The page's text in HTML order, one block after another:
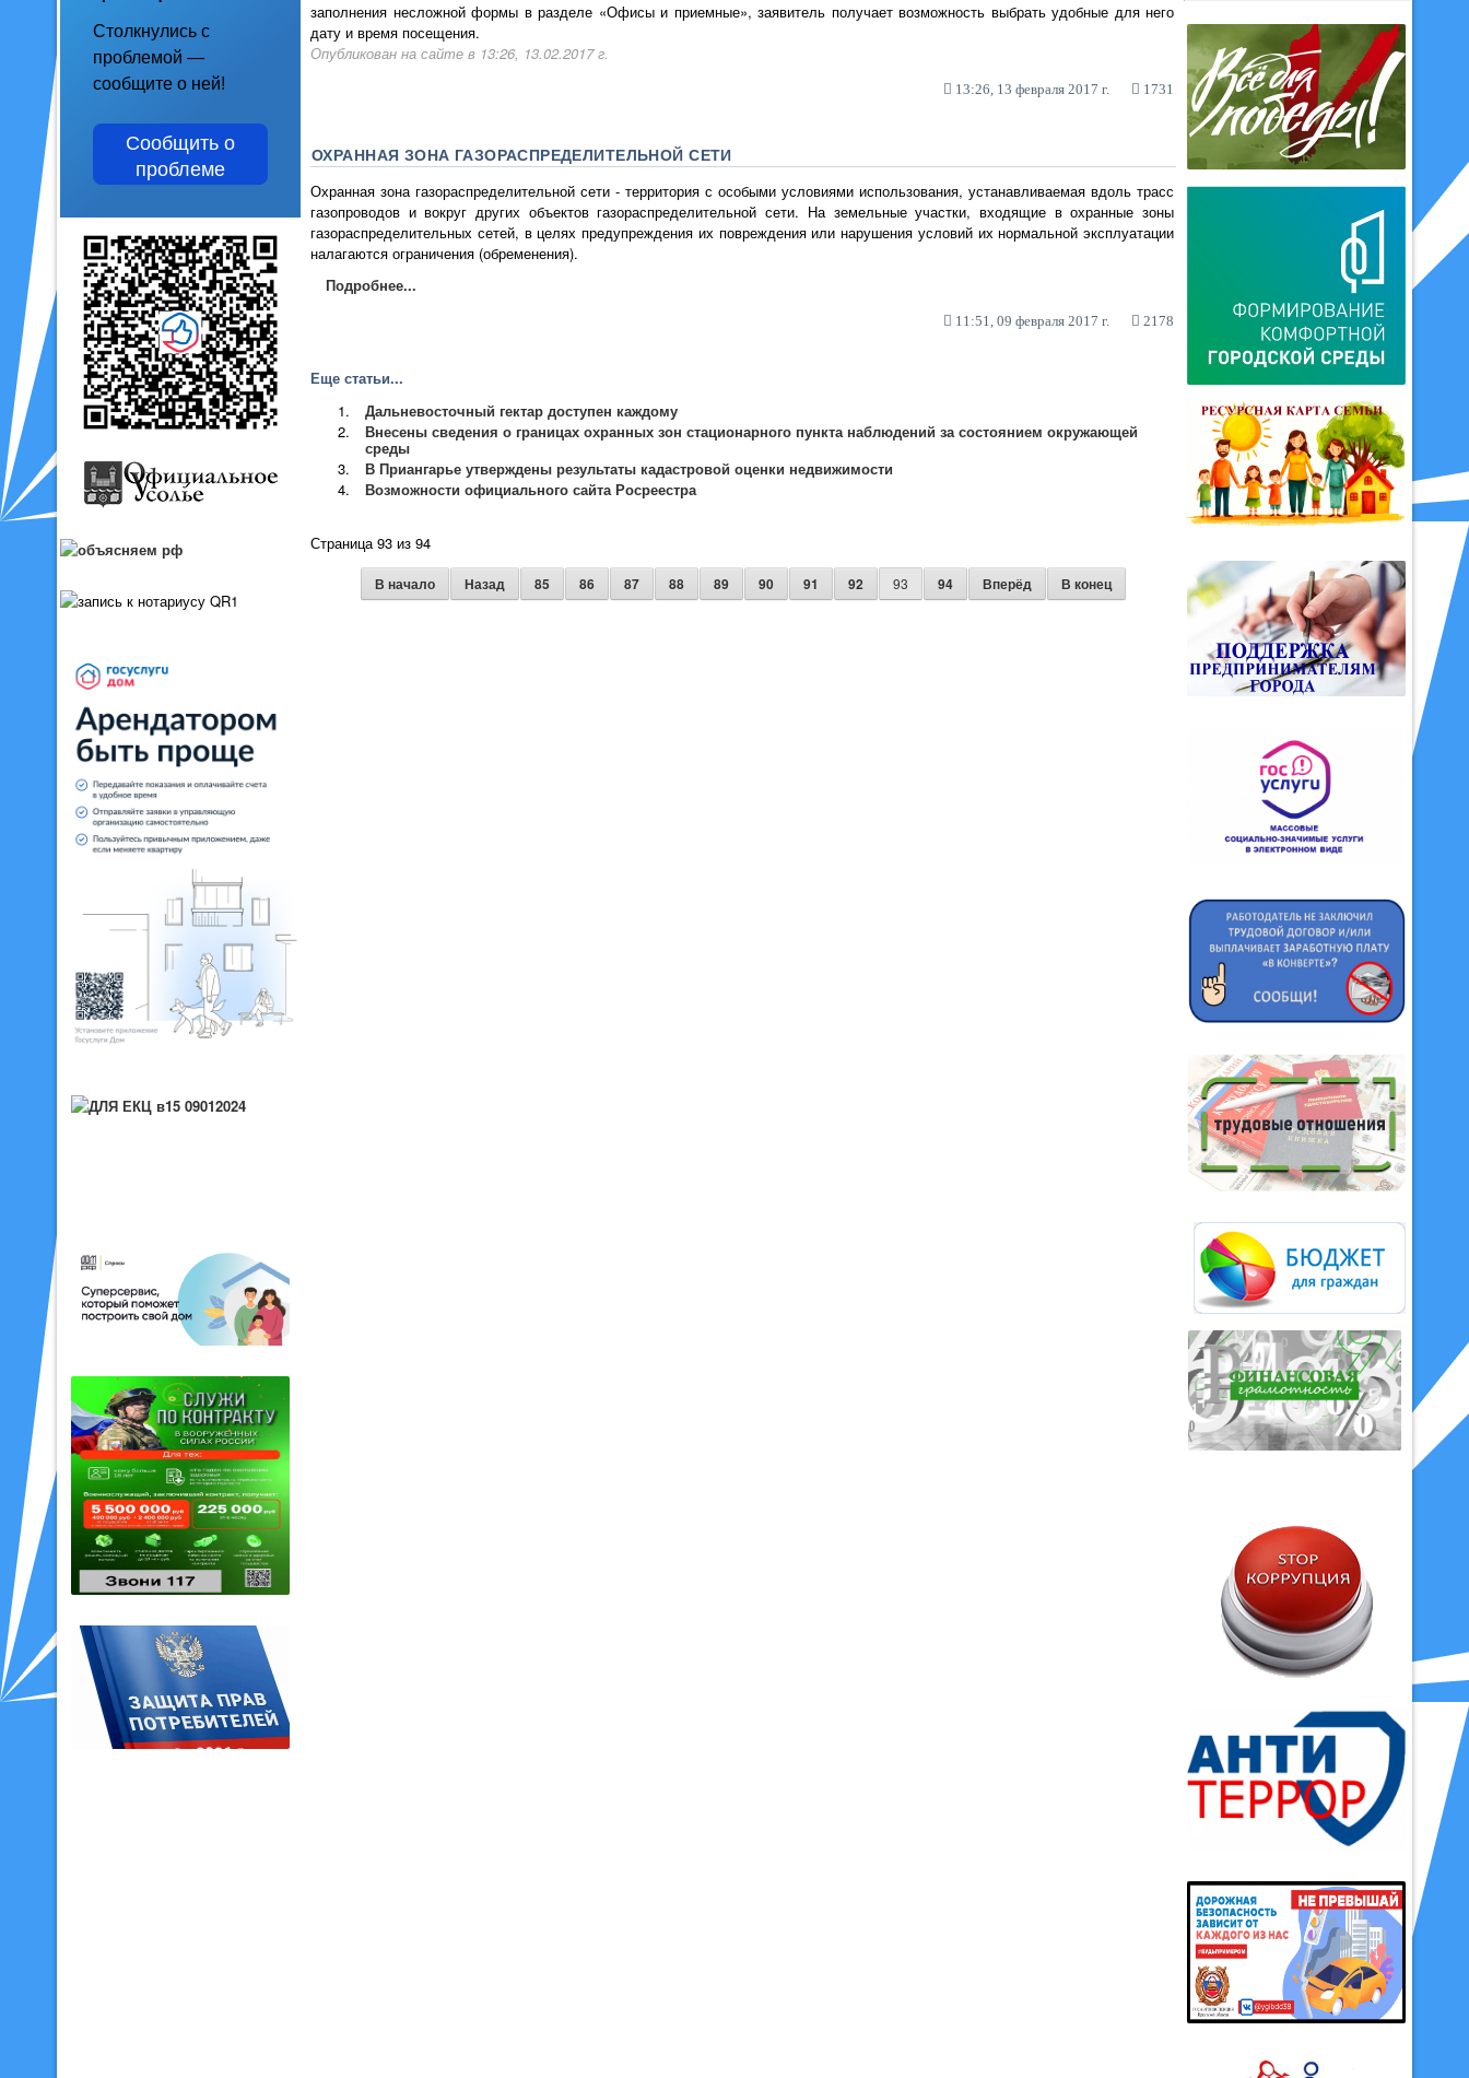
Столкнулись с
проблемой —
сообщите о ней!
Сообщить о
проблеме
заполнения несложной формы в разделе «Офисы и приемные», заявитель получает возможность выбрать удобные для него
дату и время посещения.
Опубликован на сайте в 13:26, 13.02.2017 г.
13:26, 13 февраля 2017 г. 1731
ОХРАННАЯ ЗОНА ГАЗОРАСПРЕДЕЛИТЕЛЬНОЙ СЕТИ
Охранная зона газораспределительной сети - территория с особыми условиями использования, устанавливаемая вдоль трасс
газопроводов и вокруг других объектов газораспределительной сети. На земельные участки, входящие в охранные зоны
газораспределительных сетей, в целях предупреждения их повреждения или нарушения условий их нормальной эксплуатации
налагаются ограничения (обременения).
Подробнее...
11:51, 09 февраля 2017 г. 2178
Еще статьи...
Дальневосточный гектар доступен каждому
Внесены сведения о границах охранных зон стационарного пункта наблюдений за состоянием окружающей
среды
В Приангарье утверждены результаты кадастровой оценки недвижимости
Возможности официального сайта Росреестра
Страница 93 из 94
В начало Назад 85 86 87 88 89 90 91 92 93 94 Вперёд В конец